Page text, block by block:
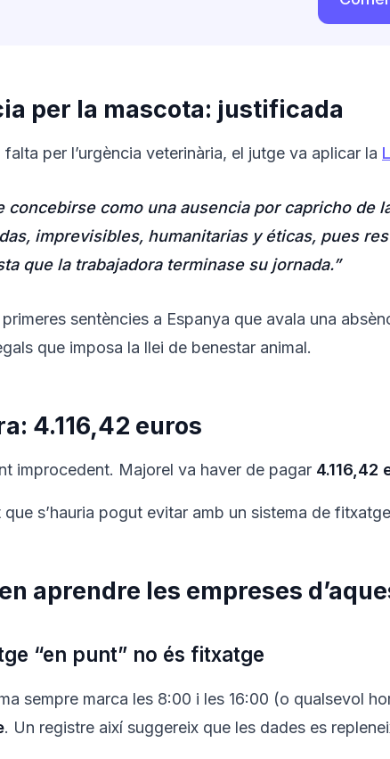
per la mascota: justificada
falta per l’urgència veterinària, el jutge va aplicar la
concebirse como una ausencia por capricho de
imprevisibles, humanitarias y éticas, pues
que la trabajadora terminase su jornada.”
primeres sentències a Espanya que avala una
que imposa la llei de benestar animal.
4.116,42 euros
improcedent. Majorel va haver de pagar 4.116,42
s’hauria pogut evitar amb un sistema de
aprendre les empreses
“en punt” no és fitxatge
sempre marca les 8:00 i les 16:00 (o qualsevol
. Un registre així suggereix que les dades es